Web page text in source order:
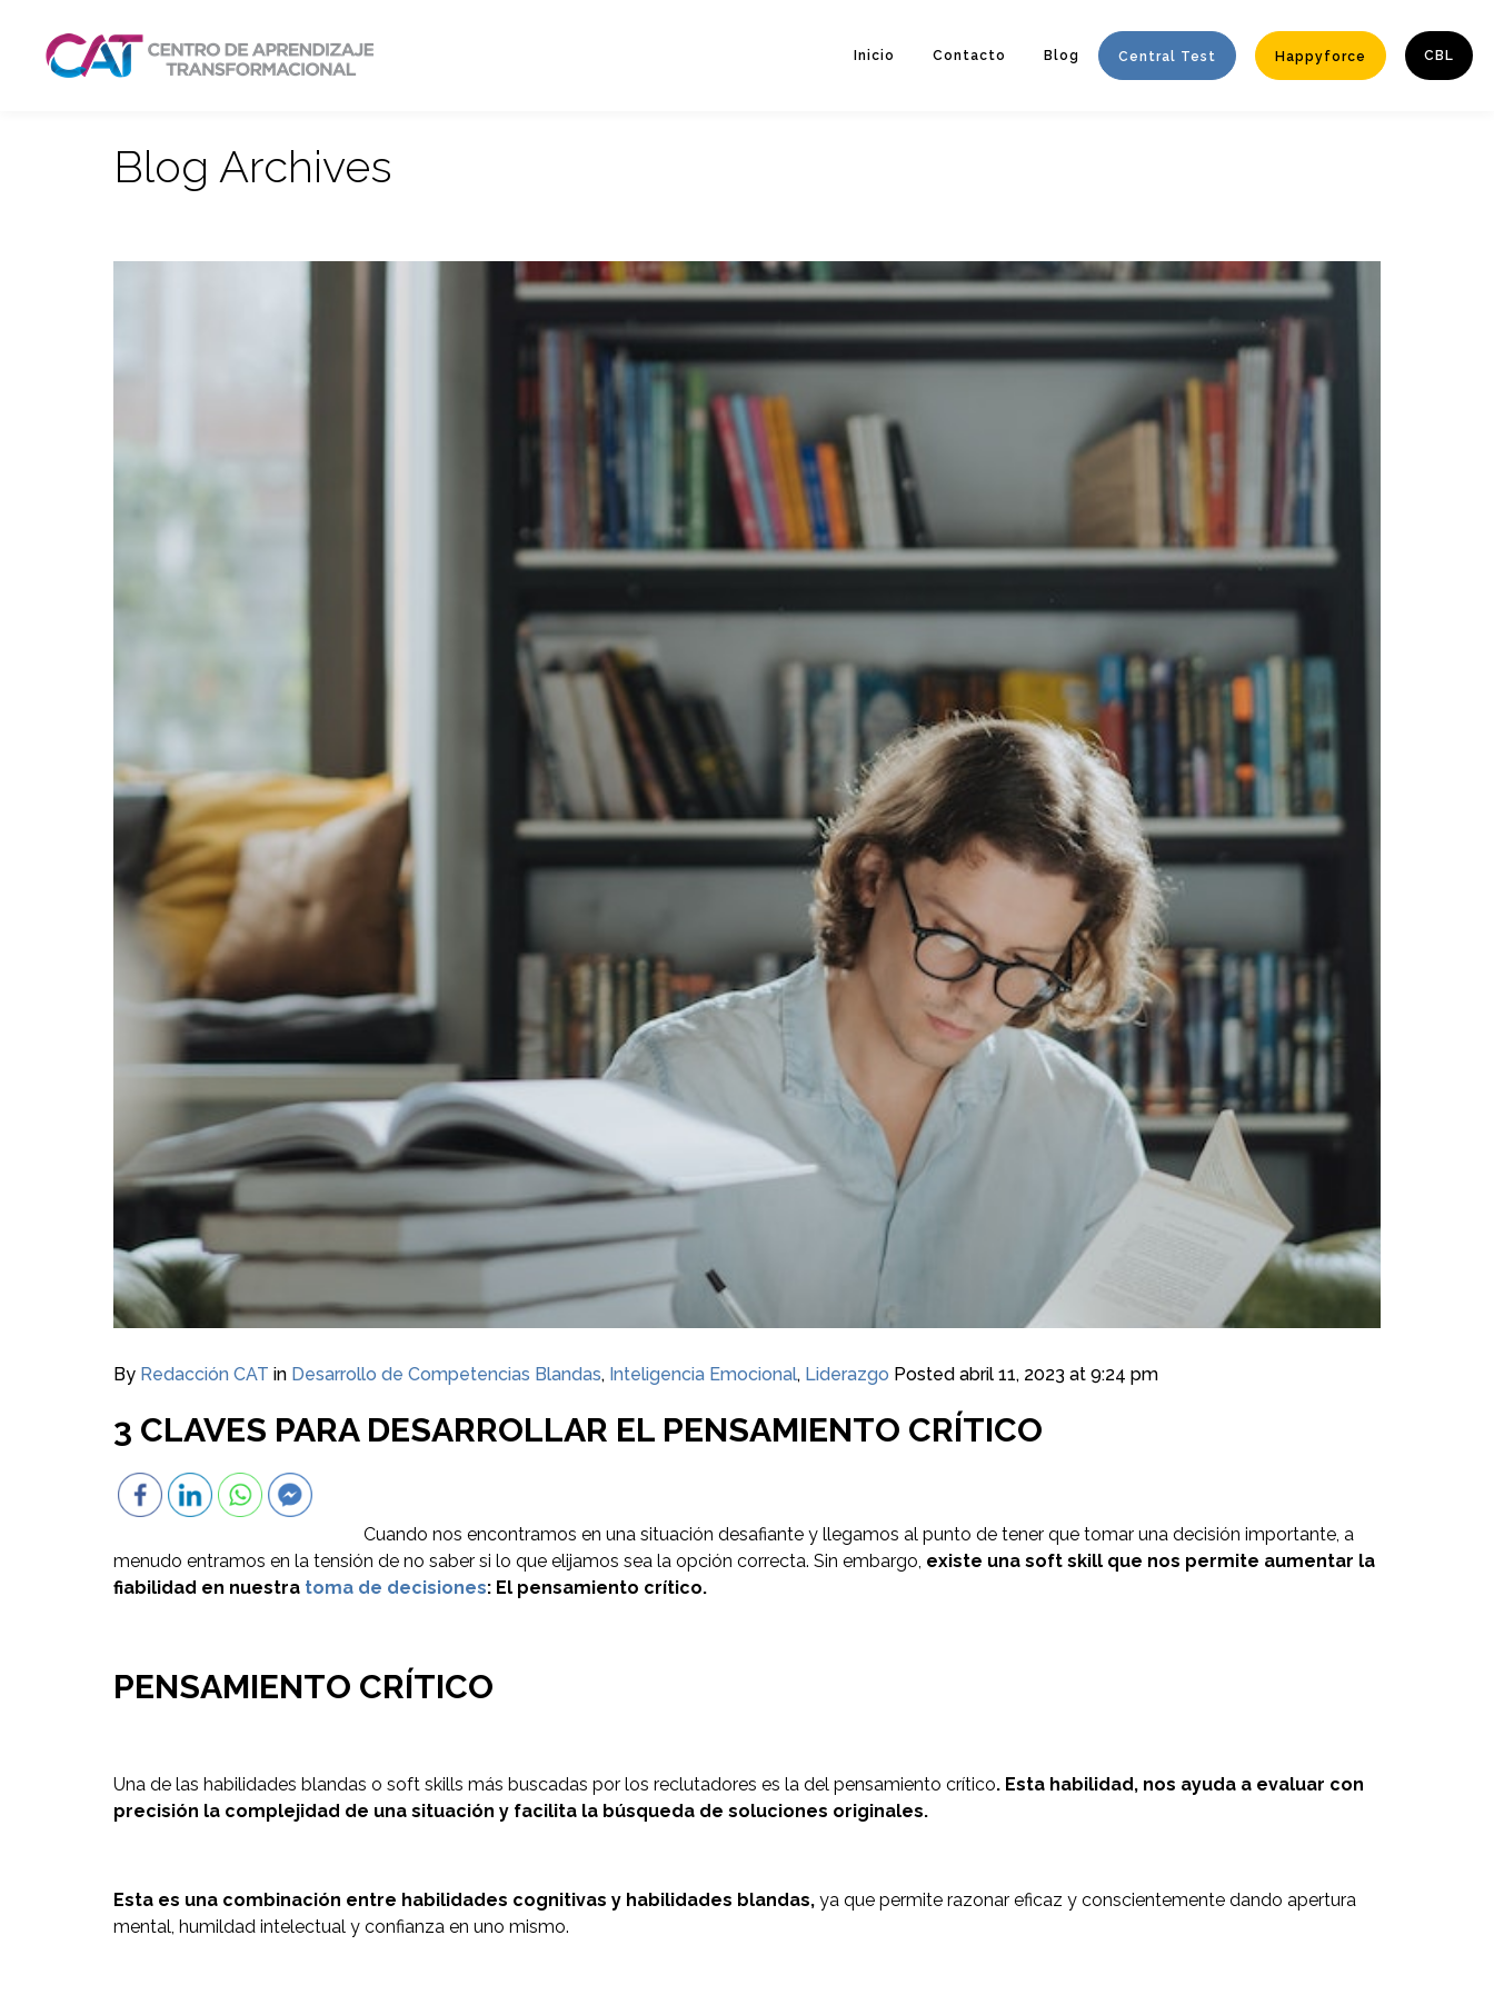
Inicio Contacto Blog Central Test Happyforce CBL
Blog Archives
By Redacción CAT in Desarrollo de Competencias Blandas, Inteligencia Emocional, Liderazgo Posted abril 11, 2023 at 9:24 pm
3 CLAVES PARA DESARROLLAR EL PENSAMIENTO CRÍTICO
Cuando nos encontramos en una situación desafiante y llegamos al punto de tener que tomar una decisión importante, a
menudo entramos en la tensión de no saber si lo que elijamos sea la opción correcta. Sin embargo, existe una soft skill que nos permite aumentar la
fiabilidad en nuestra toma de decisiones: El pensamiento crítico.
PENSAMIENTO CRÍTICO
Una de las habilidades blandas o soft skills más buscadas por los reclutadores es la del pensamiento crítico. Esta habilidad, nos ayuda a evaluar con
precisión la complejidad de una situación y facilita la búsqueda de soluciones originales.
Esta es una combinación entre habilidades cognitivas y habilidades blandas, ya que permite razonar eficaz y conscientemente dando apertura
mental, humildad intelectual y confianza en uno mismo.